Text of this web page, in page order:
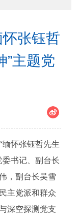
张钰哲
”主题党
缅怀张钰哲先生
书记、副台长
，副台长吴雪
主党派和群众
深空探测党支